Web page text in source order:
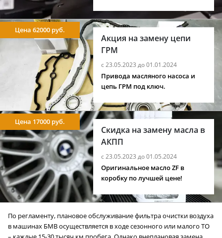
Акция на замену цепи
ГРМ
с 23.05.2023 до 01.01.2024
Цена 62000 руб.
Привода масляного насоса и
цепь ГРМ под ключ.
Скидка на замену масла в
АКПП
с 23.05.2023 до 01.05.2024
Цена 17000 руб.
Оригинальное масло ZF в
коробку по лучшей цене!
По регламенту, плановое обслуживание фильтра очистки воздуха
в машинах БМВ осуществляется в ходе сезонного или малого ТО